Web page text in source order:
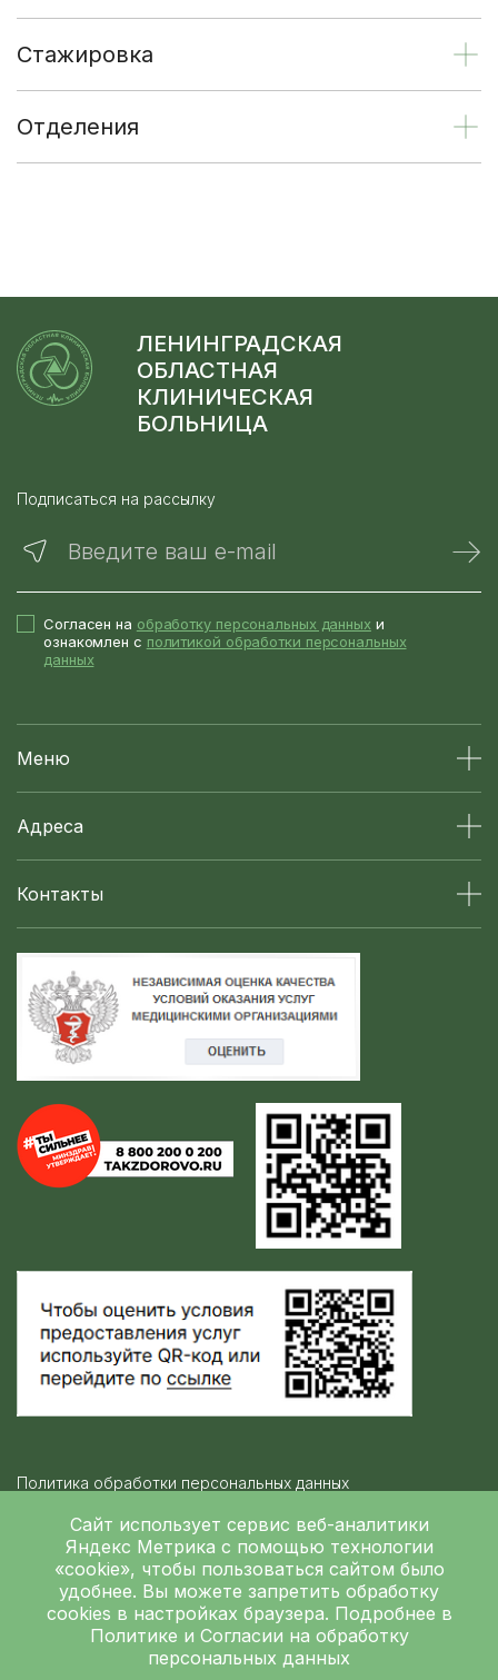
Стажировка
Отделения
Сайт использует сервис веб-аналитики
Яндекс Метрика с помощью технологии
«cookie», чтобы пользоваться сайтом было
удобнее. Вы можете запретить обработку
cookies в настройках браузера. Подробнее в
Политике и Согласии на обработку
персональных данных
ЛЕНИНГРАДСКАЯ
ОБЛАСТНАЯ
КЛИНИЧЕСКАЯ
БОЛЬНИЦА
Подписаться на рассылку
Введите ваш e-mail
Согласен на обработку персональных данных и
ознакомлен с политикой обработки персональных
данных
Меню
Адреса
Контакты
Политика обработки персональных данных
Независимая оценка качества
ГБУЗ ЛОКБ © 2026